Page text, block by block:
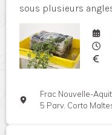
sous plusieurs
Frac Nouvelle-
5 Parv. Corto